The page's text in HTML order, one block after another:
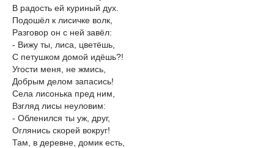
В радость ей куриный дух.
Подошёл к лисичке волк,
Разговор он с ней завёл:
- Вижу ты, лиса, цветёшь,
С петушком домой идёшь?!
Угости меня, не жмись,
Добрым делом запасись!
Села лисонька пред ним,
Взгляд лисы неуловим:
- Обленился ты уж, друг,
Оглянись скорей вокруг!
Там, в деревне, домик есть,